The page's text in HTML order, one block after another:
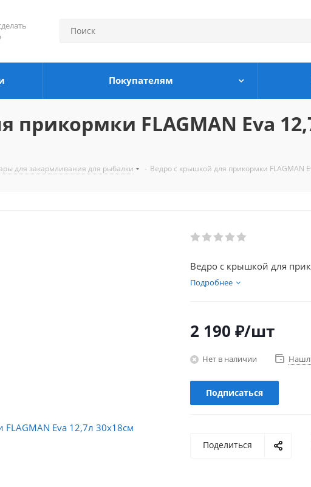
Покупателям
FLAGMAN Eva
для закармливания для рыбалки - Ведро с крышкой для прикормки FLAGMAN
Ведро с крышкой для
Подробнее
2 190 ₽/шт
Нет в наличии
Подписаться
Поделиться